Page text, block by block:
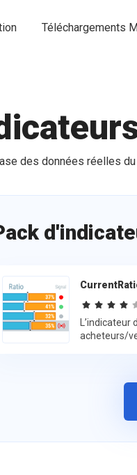
Téléchargements
des données réelles
L’indicateur
acheteurs/